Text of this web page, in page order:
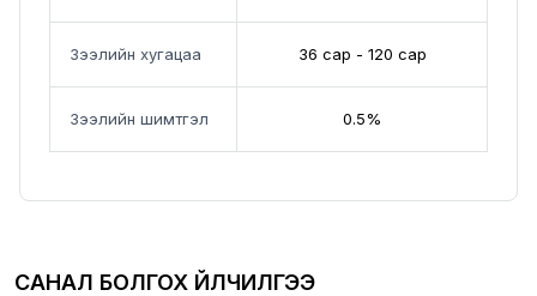
Зээлийн хугацаа 36 сар - 120 сар
Зээлийн шимтгэл 0.5%
САНАЛ БОЛГОХ ҮЙЛЧИЛГЭЭ